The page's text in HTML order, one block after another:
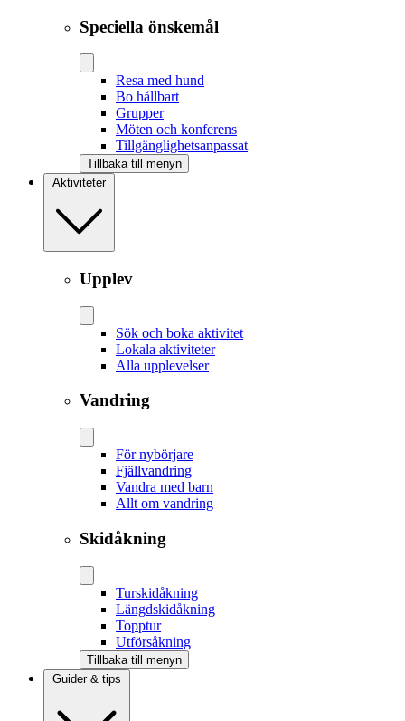
Speciella önskemål
Resa med hund
Bo hållbart
Grupper
Möten och konferens
Tillgänglighetsanpassat
Tillbaka till menyn
Aktiviteter
Upplev
Sök och boka aktivitet
Lokala aktiviteter
Alla upplevelser
Vandring
För nybörjare
Fjällvandring
Vandra med barn
Allt om vandring
Skidåkning
Tur­skidåkning
Längd­skidåkning
Topptur
Utförsåkning
Tillbaka till menyn
Guider & tips